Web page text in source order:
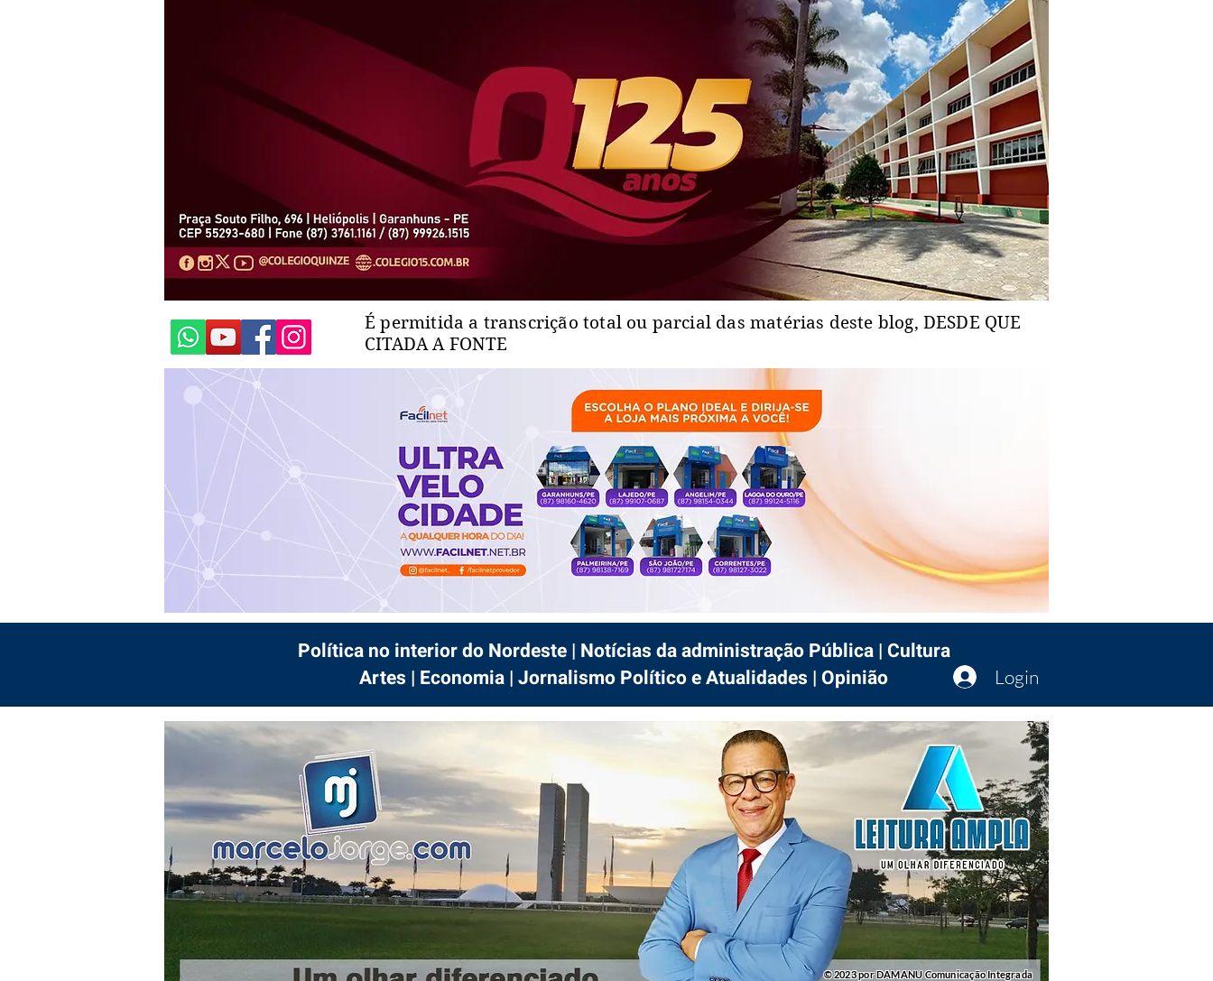
É permitida a transcrição total ou parcial das matérias deste blog, DESDE QUE
CITADA A FONTE
Login
Política no interior do Nordeste | Notícias da administração Pública | Cultura
Artes | Economia | Jornalismo Político e Atualidades | Opinião
© 2023 por DAMANU Comunicação Integrada